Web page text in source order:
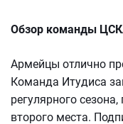
Обзор команды
Армейцы отлично
Команда Итудиса
регулярного
второго места.